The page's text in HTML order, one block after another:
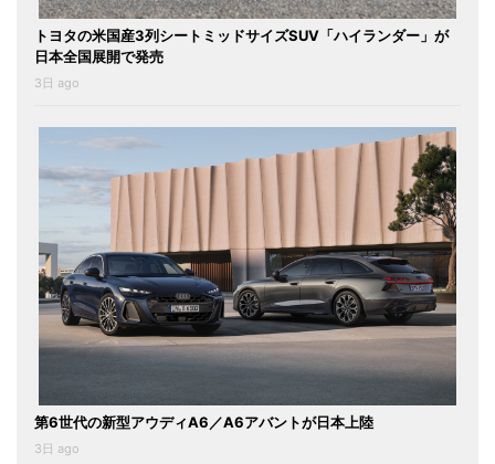
トヨタの米国産3列シートミッドサイズSUV「ハイランダー」が
日本全国展開で発売
3日 ago
第6世代の新型アウディA6／A6アバントが日本上陸
3日 ago